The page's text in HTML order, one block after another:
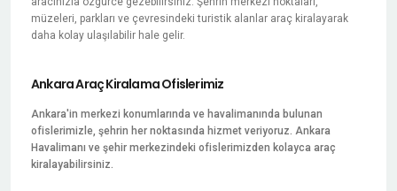
müzeleri, parkları ve çevresindeki turistik alanlar araç kiralayarak
daha kolay ulaşılabilir hale gelir.
Ankara Araç Kiralama Ofislerimiz
Ankara'in merkezi konumlarında ve havalimanında bulunan
ofislerimizle, şehrin her noktasında hizmet veriyoruz. Ankara
Havalimanı ve şehir merkezindeki ofislerimizden kolayca araç
kiralayabilirsiniz.